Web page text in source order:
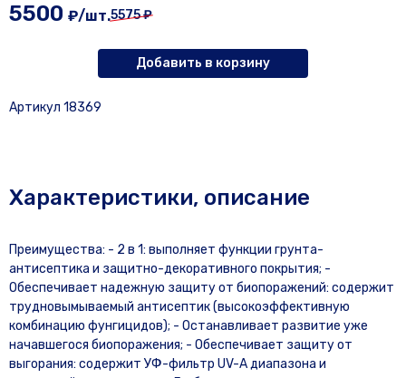
5500 ₽/шт.5575 ₽
Добавить в корзину
Артикул 18369
Характеристики, описание
Преимущества: - 2 в 1: выполняет функции грунта-
антисептика и защитно-декоративного покрытия; -
Обеспечивает надежную защиту от биопоражений: содержит
трудновымываемый антисептик (высокоэффективную
комбинацию фунгицидов); - Останавливает развитие уже
начавшегося биопоражения; - Обеспечивает защиту от
выгорания: содержит УФ-фильтр UV-A диапазона и